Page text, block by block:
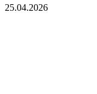
25.04.2026